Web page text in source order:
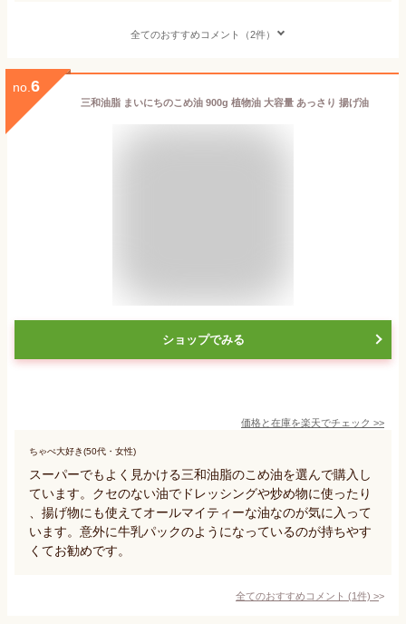
全てのおすすめコメント（2件）
no. 6
三和油脂 まいにちのこめ油 900g 植物油 大容量 あっさり 揚げ油
ショップでみる
価格と在庫を楽天でチェック >>
ちゃぺ大好き(50代・女性)
スーパーでもよく見かける三和油脂のこめ油を選んで購入し
ています。クセのない油でドレッシングや炒め物に使ったり
、揚げ物にも使えてオールマイティーな油なのが気に入って
います。意外に牛乳パックのようになっているのが持ちやす
くてお勧めです。
全てのおすすめコメント (1件) >